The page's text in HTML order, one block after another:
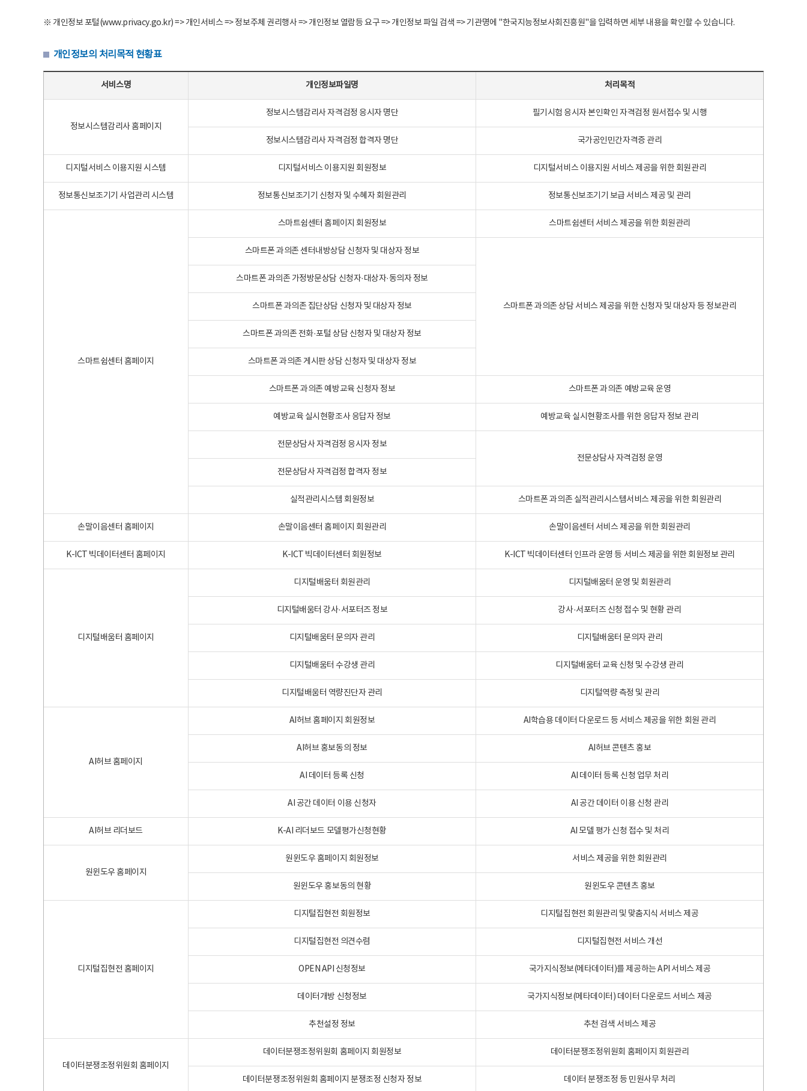
※ 개인정보 포털(www.privacy.go.kr) => 개인서비스 => 정보주체 권리행사 => 개인정보 열람등 요구 => 개인정보 파일 검색 => 기관명에 "한국지능정보사회진흥원"을 입력하면 세부 내용을 확인할 수 있습니다.
개인정보의 처리목적 현황표
서비스명 개인정보파일명 처리목적
정보시스템감리사 홈페이지
정보시스템감리사 자격검정 응시자 명단 필기시험 응시자 본인확인 자격검정 원서접수 및 시행
정보시스템감리사 자격검정 합격자 명단 국가공인민간자격증 관리
디지털서비스 이용지원 시스템 디지털서비스 이용지원 회원정보 디지털서비스 이용지원 서비스 제공을 위한 회원관리
정보통신보조기기 사업관리 시스템 정보통신보조기기 신청자 및 수혜자 회원관리 정보통신보조기기 보급 서비스 제공 및 관리
스마트쉼센터 홈페이지
스마트쉼센터 홈페이지 회원정보 스마트쉼센터 서비스 제공을 위한 회원관리
스마트폰 과의존 센터내방상담 신청자 및 대상자 정보
스마트폰 과의존 상담 서비스 제공을 위한 신청자 및 대상자 등 정보관리
스마트폰 과의존 가정방문상담 신청자·대상자·동의자 정보
스마트폰 과의존 집단상담 신청자 및 대상자 정보
스마트폰 과의존 전화·포털 상담 신청자 및 대상자 정보
스마트폰 과의존 게시판 상담 신청자 및 대상자 정보
스마트폰 과의존 예방교육 신청자 정보 스마트폰 과의존 예방교육 운영
예방교육 실시현황조사 응답자 정보 예방교육 실시현황조사를 위한 응답자 정보 관리
전문상담사 자격검정 응시자 정보
전문상담사 자격검정 운영
전문상담사 자격검정 합격자 정보
실적관리시스템 회원정보 스마트폰 과의존 실적관리시스템서비스 제공을 위한 회원관리
손말이음센터 홈페이지 손말이음센터 홈페이지 회원관리 손말이음센터 서비스 제공을 위한 회원관리
K-ICT 빅데이터센터 홈페이지 K-ICT 빅데이터센터 회원정보 K-ICT 빅데이터센터 인프라 운영 등 서비스 제공을 위한 회원정보 관리
디지털배움터 홈페이지
디지털배움터 회원관리 디지털배움터 운영 및 회원관리
디지털배움터 강사·서포터즈 정보 강사·서포터즈 신청 접수 및 현황 관리
디지털배움터 문의자 관리 디지털배움터 문의자 관리
디지털배움터 수강생 관리 디지털배움터 교육 신청 및 수강생 관리
디지털배움터 역량진단자 관리 디지털역량 측정 및 관리
AI허브 홈페이지
AI허브 홈페이지 회원정보 AI학습용 데이터 다운로드 등 서비스 제공을 위한 회원 관리
AI허브 홍보동의 정보 AI허브 콘텐츠 홍보
AI 데이터 등록 신청 AI 데이터 등록 신청 업무 처리
AI 공간 데이터 이용 신청자 AI 공간 데이터 이용 신청 관리
AI허브 리더보드 K-AI 리더보드 모델평가신청현황 AI 모델 평가 신청 접수 및 처리
원윈도우 홈페이지
원윈도우 홈페이지 회원정보 서비스 제공을 위한 회원관리
원윈도우 홍보동의 현황 원윈도우 콘텐츠 홍보
디지털집현전 홈페이지
디지털집현전 회원정보 디지털집현전 회원관리 및 맞춤지식 서비스 제공
디지털집현전 의견수렴 디지털집현전 서비스 개선
OPEN API 신청정보 국가지식정보(메타데이터)를 제공하는 API 서비스 제공
데이터개방 신청정보 국가지식정보(메타데이터) 데이터 다운로드 서비스 제공
추천설정 정보 추천 검색 서비스 제공
데이터분쟁조정위원회 홈페이지
데이터분쟁조정위원회 홈페이지 회원정보 데이터분쟁조정위원회 홈페이지 회원관리
데이터분쟁조정위원회 홈페이지 분쟁조정 신청자 정보 데이터 분쟁조정 등 민원사무 처리